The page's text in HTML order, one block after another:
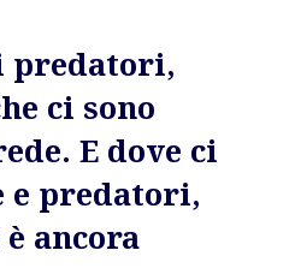
predatori,
ci sono
E dove ci
e predatori,
ancora